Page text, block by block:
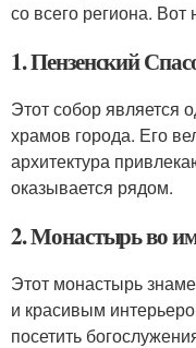
со всего региона. Вот
1. Пензенский
Этот собор является
храмов города. Его
архитектура
оказывается рядом.
2. Монастырь во
Этот монастырь
и красивым
посетить